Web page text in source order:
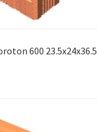
600 23.5x24x36.5